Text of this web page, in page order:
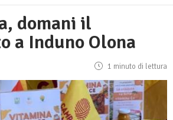
domani il
a Induno Olona
1 minuto di lettura